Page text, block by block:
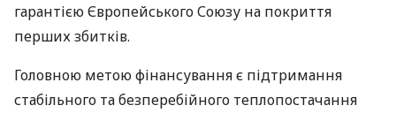
гарантією Європейського Союзу на покриття
перших збитків.
Головною метою фінансування є підтримання
стабільного та безперебійного теплопостачання